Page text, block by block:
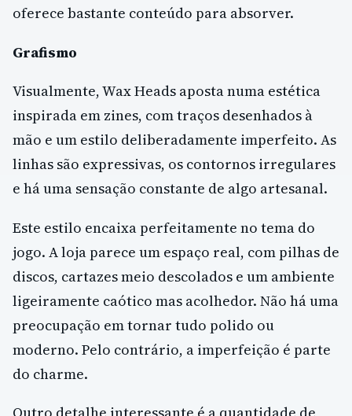
oferece bastante conteúdo para absorver.
Grafismo
Visualmente, Wax Heads aposta numa estética
inspirada em zines, com traços desenhados à
mão e um estilo deliberadamente imperfeito. As
linhas são expressivas, os contornos irregulares
e há uma sensação constante de algo artesanal.
Este estilo encaixa perfeitamente no tema do
jogo. A loja parece um espaço real, com pilhas de
discos, cartazes meio descolados e um ambiente
ligeiramente caótico mas acolhedor. Não há uma
preocupação em tornar tudo polido ou
moderno. Pelo contrário, a imperfeição é parte
do charme.